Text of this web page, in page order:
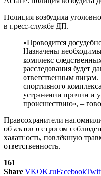
Полиция возбудила
в пресс-службе ДП.
«Проводится
Назначены
комплекс
расследования будет
ответственным лицам.
спортивного
устранении причин и
происшествию», –
Правоохранители
объектов о строгом
халатность, повлёкшую
ответственность.
161
Share VKOK.ruFacebook